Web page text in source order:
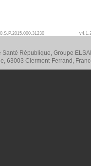
République, Groupe
63003 Clermont-Ferrand,